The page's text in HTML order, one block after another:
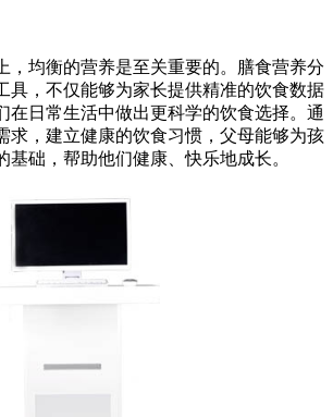
，均衡的营养是至关重要的。膳食营养分
具，不仅能够为家长提供精准的饮食数据
在日常生活中做出更科学的饮食选择。通
求，建立健康的饮食习惯，父母能够为孩
基础，帮助他们健康、快乐地成长。